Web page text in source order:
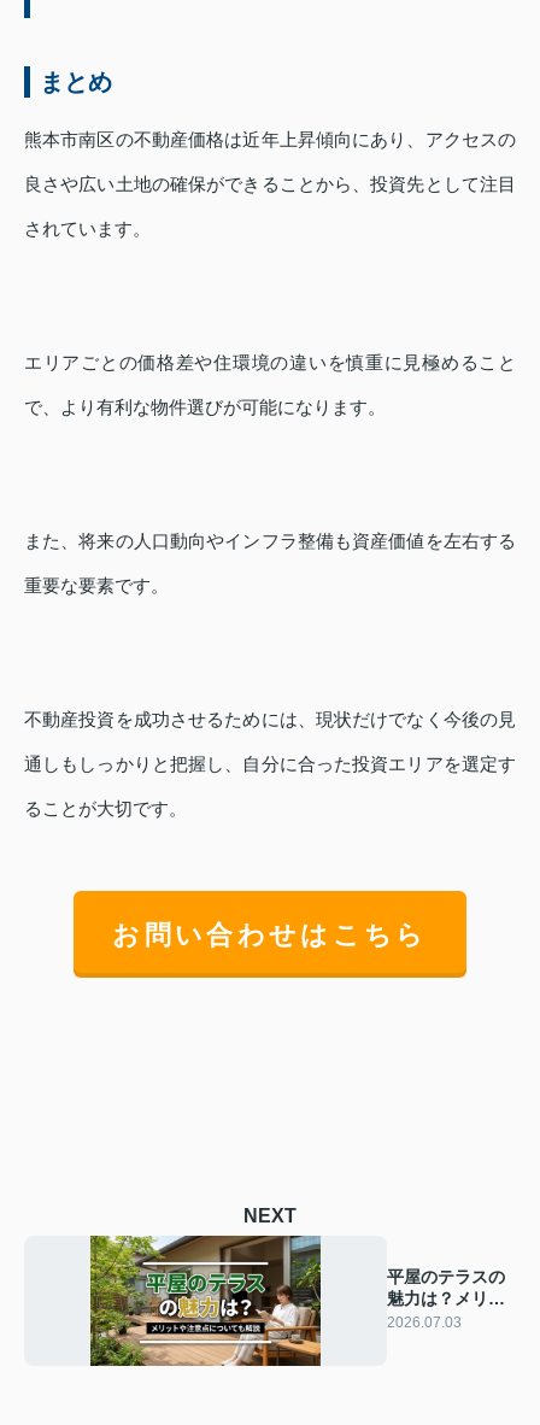
まとめ
熊本市南区の不動産価格は近年上昇傾向にあり、アクセスの
良さや広い土地の確保ができることから、投資先として注目
されています。
エリアごとの価格差や住環境の違いを慎重に見極めること
で、より有利な物件選びが可能になります。
また、将来の人口動向やインフラ整備も資産価値を左右する
重要な要素です。
不動産投資を成功させるためには、現状だけでなく今後の見
通しもしっかりと把握し、自分に合った投資エリアを選定す
ることが大切です。
お問い合わせはこちら
NEXT
平屋のテラスの
魅力は？メリッ
トや注意点につ
2026.07.03